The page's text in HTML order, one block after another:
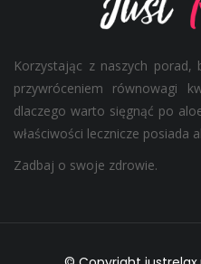
Korzystając z naszych
przywróceniem równowagi
dlaczego warto sięgnąć po
właściwości lecznicze posiada
Zadbaj o swoje zdrowie.